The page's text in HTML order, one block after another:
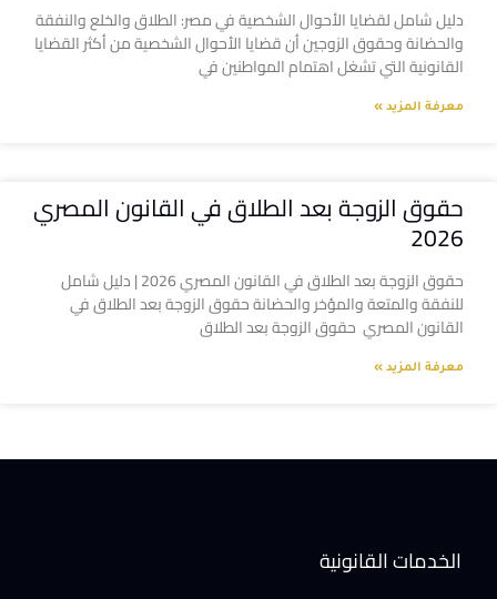
دليل شامل لقضايا الأحوال الشخصية في مصر: الطلاق والخلع والنفقة
والحضانة وحقوق الزوجين أن قضايا الأحوال الشخصية من أكثر القضايا
القانونية التي تشغل اهتمام المواطنين في
معرفة المزيد »
حقوق الزوجة بعد الطلاق في القانون المصري
2026
حقوق الزوجة بعد الطلاق في القانون المصري 2026 | دليل شامل
للنفقة والمتعة والمؤخر والحضانة حقوق الزوجة بعد الطلاق في
القانون المصري حقوق الزوجة بعد الطلاق
معرفة المزيد »
الخدمات القانونية